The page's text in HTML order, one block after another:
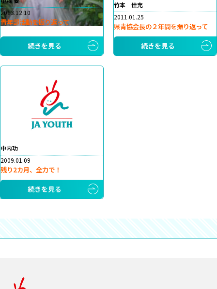
2013.12.10
青年部活動を振り返って
続きを見る
竹本 佳充
2011.01.25
県青協会長の２年間を振り返って
続きを見る
中内功
2009.01.09
残り2カ月、全力で！
続きを見る